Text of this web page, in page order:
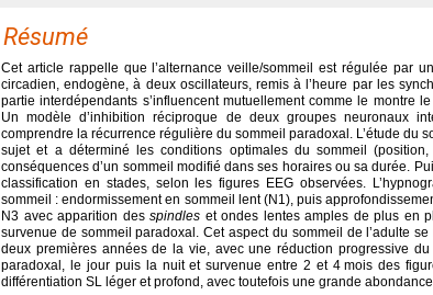
Résumé
Cet article rappelle que l’alternance veille/sommeil est régulée par
circadien, endogène, à deux oscillateurs, remis à l’heure par les
partie interdépendants s’influencent mutuellement comme le montre
Un modèle d’inhibition réciproque de deux groupes neuronaux
comprendre la récurrence régulière du sommeil paradoxal. L’étude du
sujet et a déterminé les conditions optimales du sommeil
conséquences d’un sommeil modifié dans ses horaires ou sa durée.
classification en stades, selon les figures EEG observées.
sommeil : endormissement en sommeil lent (N1), puis
N3 avec apparition desspindles et ondes lentes amples de plus en
survenue de sommeil paradoxal. Cet aspect du sommeil de l’adulte
deux premières années de la vie, avec une réduction progressive
paradoxal, le jour puis la nuit et survenue entre 2 et 4 mois des
différentiation SL léger et profond, avec toutefois une grande